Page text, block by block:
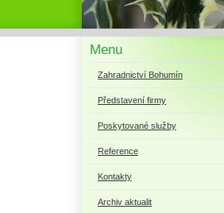
Menu
Zahradnictví Bohumín
Představení firmy
Poskytované služby
Reference
Kontakty
Archiv aktualit